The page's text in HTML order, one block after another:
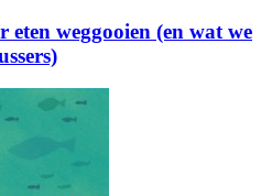
weggooien (en wat we